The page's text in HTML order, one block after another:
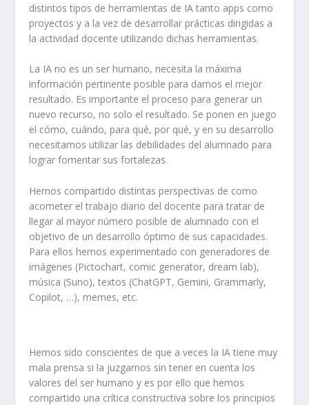
distintos tipos de herramientas de IA tanto apps como
proyectos y a la vez de desarrollar prácticas dirigidas a
la actividad docente utilizando dichas herramientas.
La IA no es un ser humano, necesita la máxima
información pertinente posible para darnos el mejor
resultado. Es importante el proceso para generar un
nuevo recurso, no solo el resultado. Se ponen en juego
el cómo, cuándo, para qué, por qué, y en su desarrollo
necesitamos utilizar las debilidades del alumnado para
lograr fomentar sus fortalezas.
Hemos compartido distintas perspectivas de como
acometer el trabajo diario del docente para tratar de
llegar al mayor número posible de alumnado con el
objetivo de un desarrollo óptimo de sus capacidades.
Para ellos hemos experimentado con generadores de
imágenes (Pictochart, comic generator, dream lab),
música (Suno), textos (ChatGPT, Gemini, Grammarly,
Copilot, …), memes, etc.
Hemos sido conscientes de que a veces la IA tiene muy
mala prensa si la juzgamos sin tener en cuenta los
valores del ser humano y es por ello que hemos
compartido una crítica constructiva sobre los principios